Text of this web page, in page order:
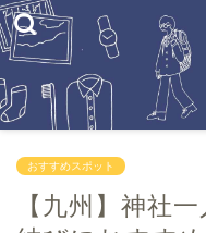
おすすめスポット
【九州】神社